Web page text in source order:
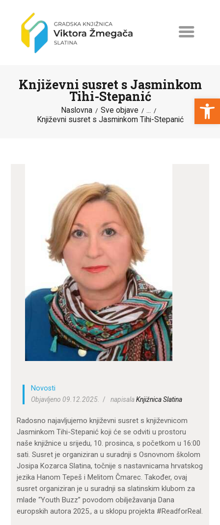
Open toolbar
Književni susret s Jasminkom
Tihi-Stepanić
Naslovna Sve objave ...
Književni susret s Jasminkom Tihi-Stepanić
NASLOVNA
KATALOG
O KNJIŽNICI
ZA KORISNIKE
ODJELI
DOKUMENTI
KONTAKT
Novosti
Objavljeno 09.12.2025.
napisalaKnjižnica Slatina
Radosno najavljujemo književni susret s književnicom
Jasminkom Tihi-Stepanić koji će se odviti u prostoru
naše knjižnice u srijedu, 10. prosinca, s početkom u 16:00
sati. Susret je organiziran u suradnji s Osnovnom školom
Josipa Kozarca Slatina, točnije s nastavnicama hrvatskog
jezika Hanom Tepeš i Melitom Čmarec. Također, ovaj
susret organiziran je u suradnji sa slatinskim klubom za
mlade “Youth Buzz” povodom obilježavanja Dana
europskih autora 2025., a u sklopu projekta #ReadforReal.